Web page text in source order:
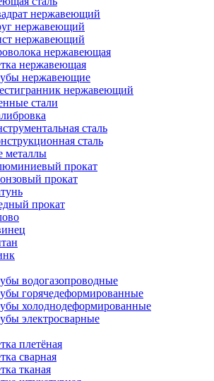
нержавеющий
нержавеющий
нержавеющий
нержавеющая
нержавеющая
нержавеющие
нержавеющий
стали
сталь
сталь
металлы
прокат
прокат
прокат
водогазопроводные
горячедеформированные
холоднодеформированные
электросварные
плетёная
сварная
тканая